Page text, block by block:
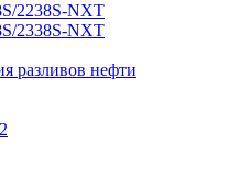
2238S-NXT
2338S-NXT
разливов нефти